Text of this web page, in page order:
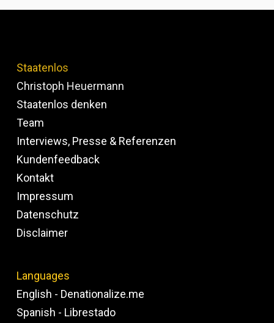
Staatenlos
Christoph Heuermann
Staatenlos denken
Team
Interviews, Presse & Referenzen
Kundenfeedback
Kontakt
Impressum
Datenschutz
Disclaimer
Languages
English - Denationalize.me
Spanish - Librestado